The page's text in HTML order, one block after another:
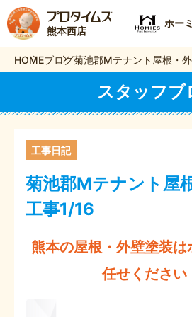
熊本西店
ホー
HOMEブログ菊池郡Mテナント屋根・
スタッフブ
菊池郡Mテナント屋
工事1/16
工事日記
熊本の屋根・外壁塗装
任せください